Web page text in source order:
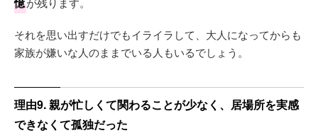
それを思い出すだけでもイライラして、大人になってからも
家族が嫌いな人のままでいる人もいるでしょう。
理由9. 親が忙しくて関わることが少なく、居場所を実感
できなくて孤独だった